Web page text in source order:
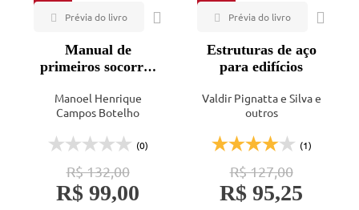
Manual de
primeiros socorros
arquiteto - Vol. 1 -
2ª ed.
Manoel Henrique
Campos Botelho
(0)
R$ 132,00
R$ 99,00
Estruturas de aço
para edifícios
Valdir Pignatta e Silva e
outros
(1)
R$ 127,00
R$ 95,25